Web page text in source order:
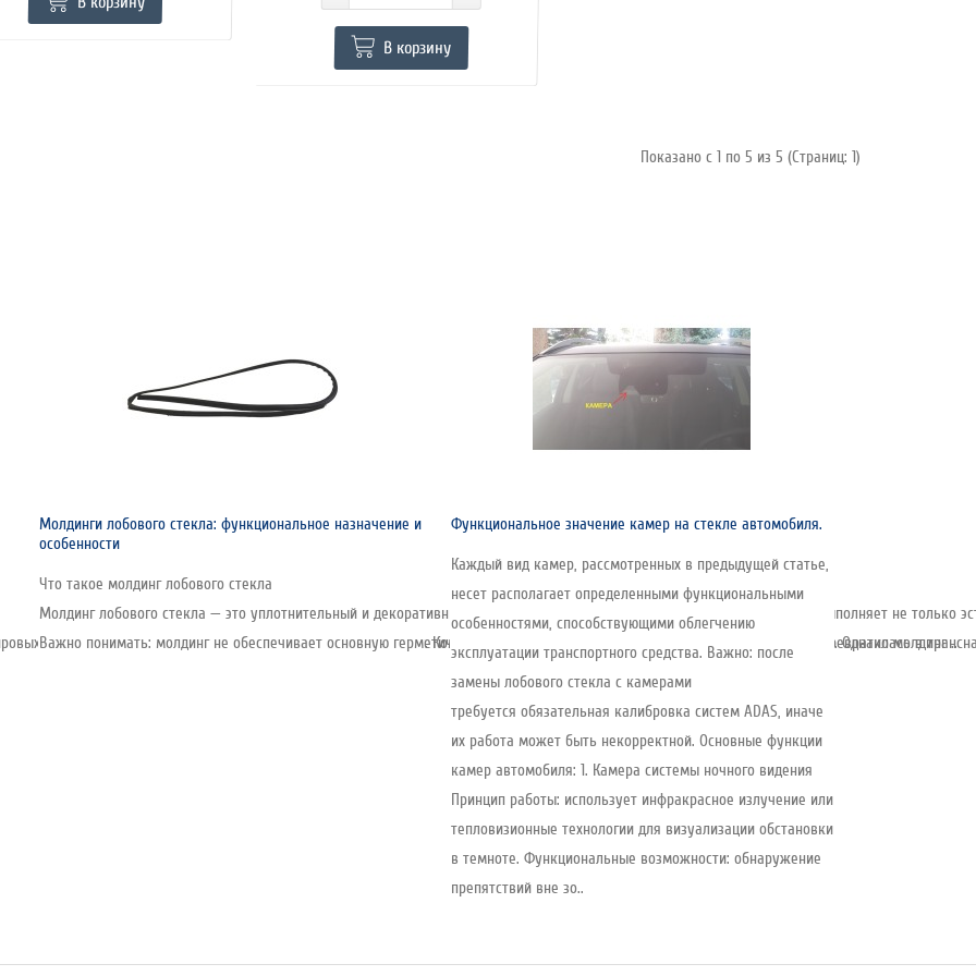
В корзину
Показано с 1 по 5 из 5 (Страниц: 1)
производителей стекла, включая автомобильную линейку. Компания основана в 1935 году и за почти 90 лет развития превратилась в
Молдинги лобового стекла: функциональное назначение и
особенности
Что такое молдинг лобового стекла
Молдинг лобового стекла — это уплотнительный и декоративный элемент, устанавливаемый по периметру стекла. Он выполняет не только
Важно понимать: молдинг не обеспечивает основную герметичность соединения — её создаёт клеевой слой под стеклом. Однако молдинг ..
Функциональное значение камер на стекле автомобиля.
Каждый вид камер, рассмотренных в предыдущей статье,
несет располагает определенными функциональными
особенностями, способствующими облегчению
эксплуатации транспортного средства. Важно: после
замены лобового стекла с камерами
требуется обязательная калибровка систем ADAS, иначе
их работа может быть некорректной. Основные функции
камер автомобиля: 1. Камера системы ночного видения
Принцип работы: использует инфракрасное излучение или
тепловизионные технологии для визуализации обстановки
в темноте. Функциональные возможности: обнаружение
препятствий вне зо..